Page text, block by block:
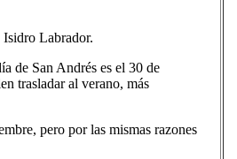
Labrador.
de San Andrés es el 30 de
trasladar al verano, más
pero por las mismas razones